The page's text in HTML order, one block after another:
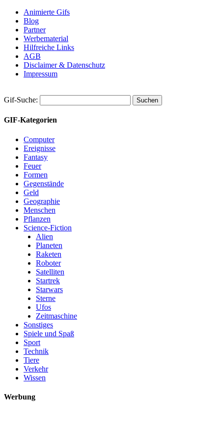
Animierte Gifs
Blog
Partner
Werbematerial
Hilfreiche Links
AGB
Disclaimer & Datenschutz
Impressum
Gif-Suche:
GIF-Kategorien
Computer
Ereignisse
Fantasy
Feuer
Formen
Gegenstände
Geld
Geographie
Menschen
Pflanzen
Science-Fiction
Alien
Planeten
Raketen
Roboter
Satelliten
Startrek
Starwars
Sterne
Ufos
Zeitmaschine
Sonstiges
Spiele und Spaß
Sport
Technik
Tiere
Verkehr
Wissen
Werbung